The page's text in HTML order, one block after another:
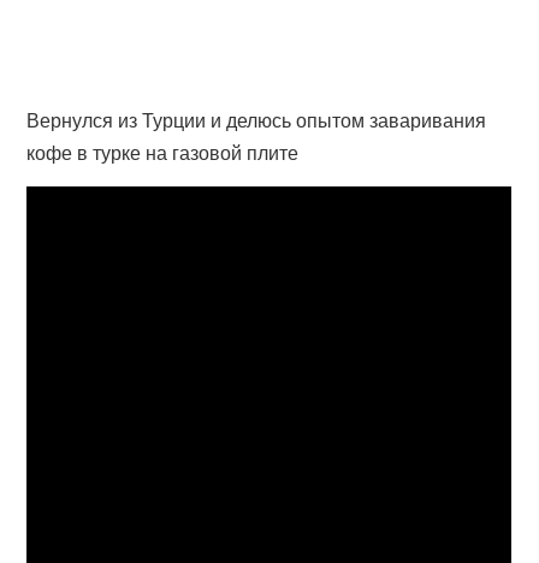
Вернулся из Турции и делюсь опытом заваривания
кофе в турке на газовой плите